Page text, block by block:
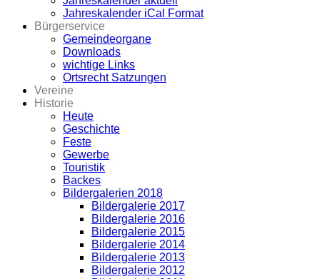
Jahreskalender iCal Format
Bürgerservice
Gemeindeorgane
Downloads
wichtige Links
Ortsrecht Satzungen
Vereine
Historie
Heute
Geschichte
Feste
Gewerbe
Touristik
Backes
Bildergalerien 2018
Bildergalerie 2017
Bildergalerie 2016
Bildergalerie 2015
Bildergalerie 2014
Bildergalerie 2013
Bildergalerie 2012